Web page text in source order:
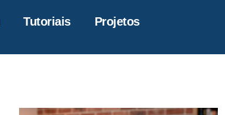
Tutoriais Projetos